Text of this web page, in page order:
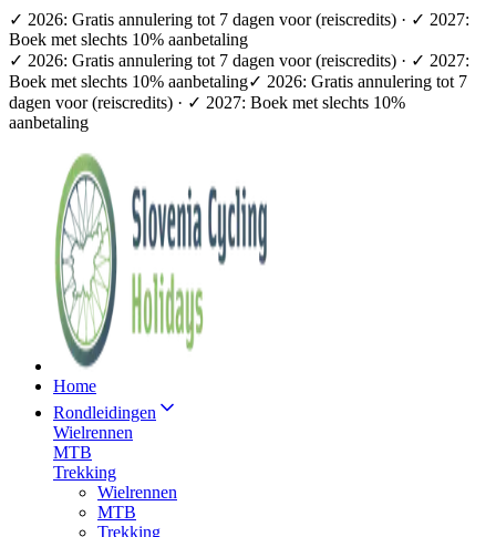
✓ 2026: Gratis annulering tot 7 dagen voor (reiscredits) · ✓ 2027:
Boek met slechts 10% aanbetaling
✓ 2026: Gratis annulering tot 7 dagen voor (reiscredits) · ✓ 2027:
Boek met slechts 10% aanbetaling✓ 2026: Gratis annulering tot 7
dagen voor (reiscredits) · ✓ 2027: Boek met slechts 10%
aanbetaling
Home
Rondleidingen
Wielrennen
MTB
Trekking
Wielrennen
MTB
Trekking